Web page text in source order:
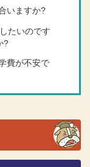
いますか?
たいのです
?
費が不安で